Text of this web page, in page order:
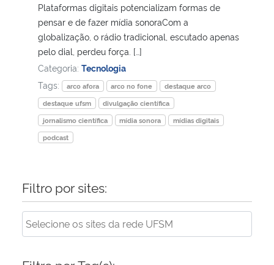
Gabinete de Segurança Institucional
Advocacia-Geral da União
Banco Central do Brasil
Plataformas digitais potencializam formas de
pensar e de fazer mídia sonoraCom a
globalização, o rádio tradicional, escutado apenas
pelo dial, perdeu força. […]
Categoria: Tecnologia
Tags:
arco afora arco no fone
destaque arco
destaque ufsm
divulgação científica
jornalismo científica
mídia sonora
mídias digitais
podcast
Filtro por sites: